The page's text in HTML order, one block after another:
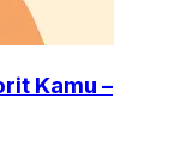
Kamu –